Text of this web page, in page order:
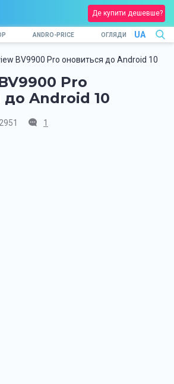
Де купити дешевше?
ANDRO-PRICE ОГЛЯДИ UA
BV9900 Pro оновиться до Android 10
Pro
до Android 10
2951 1